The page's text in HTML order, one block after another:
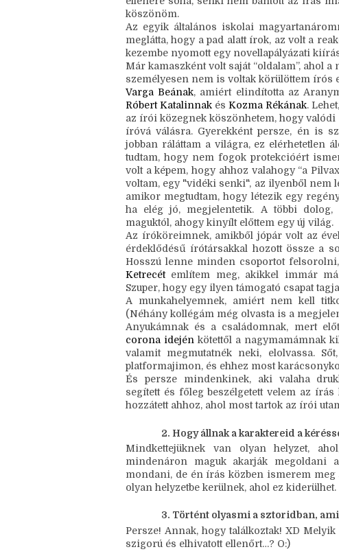
órákon a pad alatt olvasták (és a füzet
ez a korai közösség. Az
hogy osztályt is váltottam, de
ellenére soha, senki nem bántott az írás
köszönöm.
Az egyik általános iskolai
meglátta, hogy a pad alatt írok, az volt a
kezembe nyomott egy novellapályázati
Már kamaszként volt saját “oldalam”, ahol
személyesen nem is voltak körülöttem írós
Varga Beának
Róbert Katalinnak és Kozma Rékának.
az írói közegnek köszönhetem, hogy valódi
íróvá válásra. Gyerekként persze, én is
jobban ráláttam a világra, ez elérhetetlen
tudtam, hogy nem fogok protekcióért
volt a képem, hogy ahhoz valahogy “a
voltam, egy "vidéki senki", az ilyenből nem
amikor megtudtam, hogy létezik egy
ha elég jó, megjelentetik. A többi
maguktól, ahogy kinyílt előttem egy új világ.
Az íróköreimnek, amikből jópár volt az
érdeklődésű írótársakkal hozott össze a
Hosszú lenne minden csoportot
Ketrecét említem meg, akikkel immár
Szuper, hogy egy ilyen támogató csapat
A munkahelyemnek, amiért nem kell
(Néhány kollégám még olvasta is a
Anyukámnak és a családomnak, mert
corona idején kötettől a nagymamámnak
valamit megmutatnék neki, elolvassa.
platformajimon, és ehhez most
segített és főleg beszélgetett velem az
hozzátett ahhoz, ahol most tartok az írói
Hogy állnak a karaktereid a
Mindkettejüknek van olyan helyzet,
mondani, de én írás közben ismerem
olyan helyzetbe kerülnek, ahol ez kiderülhet.